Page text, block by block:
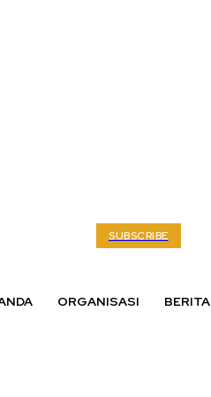
SUBSCRIBE
ORGANISASI BERITA